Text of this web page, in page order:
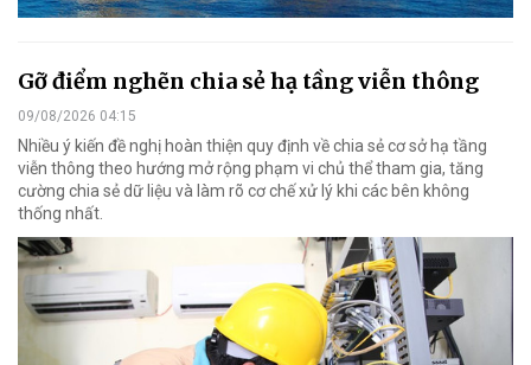
Gỡ điểm nghẽn chia sẻ hạ tầng viễn thông
09/08/2026 04:15
Nhiều ý kiến đề nghị hoàn thiện quy định về chia sẻ cơ sở hạ tầng
viễn thông theo hướng mở rộng phạm vi chủ thể tham gia, tăng
cường chia sẻ dữ liệu và làm rõ cơ chế xử lý khi các bên không
thống nhất.